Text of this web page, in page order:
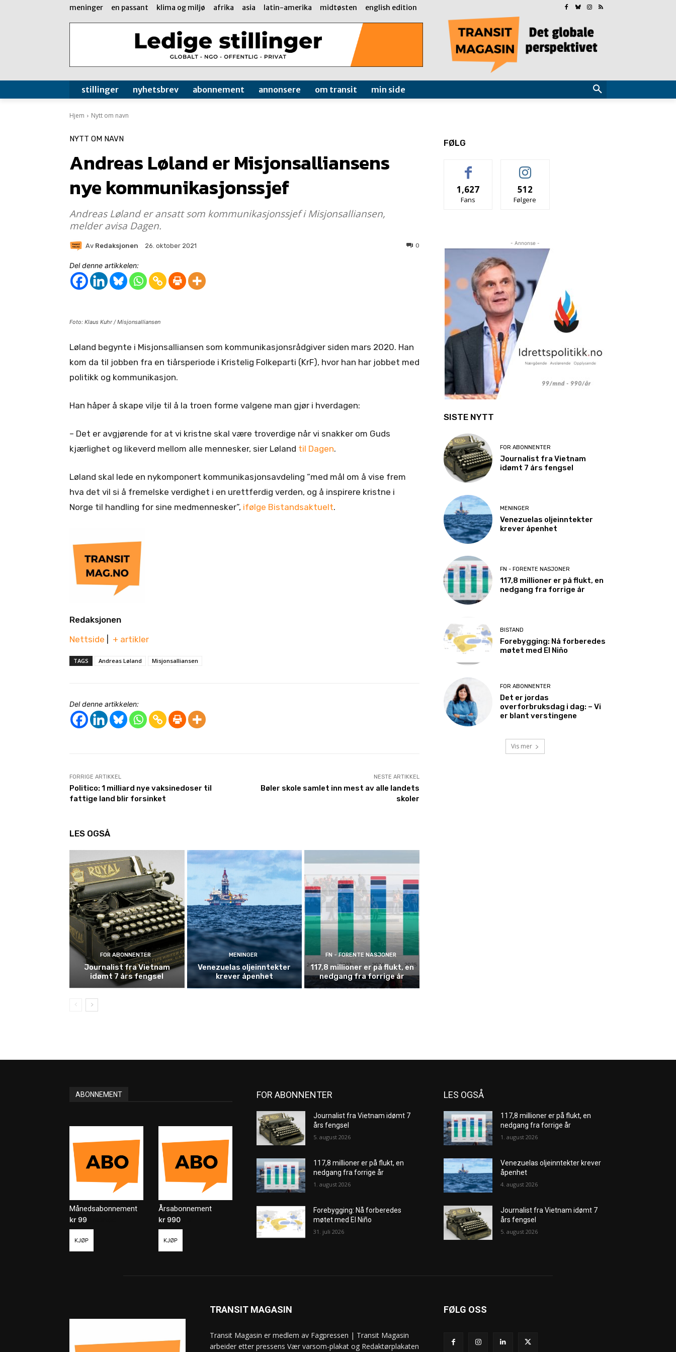
meninger en passant klima og miljø afrika asia latin-amerika midtøsten english edition
stillinger nyhetsbrev abonnement annonsere om transit min side
Hjem Nytt om navn
NYTT OM NAVN
Andreas Løland er Misjonsalliansens
nye kommunikasjonssjef
Andreas Løland er ansatt som kommunikasjonssjef i Misjonsalliansen,
melder avisa Dagen.
Av Redaksjonen 26. oktober 2021 0
Del denne artikkelen:
Foto: Klaus Kuhr / Misjonsalliansen
Løland begynte i Misjonsalliansen som kommunikasjonsrådgiver siden mars 2020. Han
kom da til jobben fra en tiårsperiode i Kristelig Folkeparti (KrF), hvor han har jobbet med
politikk og kommunikasjon.
Han håper å skape vilje til å la troen forme valgene man gjør i hverdagen:
– Det er avgjørende for at vi kristne skal være troverdige når vi snakker om Guds
kjærlighet og likeverd mellom alle mennesker, sier Løland til Dagen.
Løland skal lede en nykomponert kommunikasjonsavdeling “med mål om å vise frem
hva det vil si å fremelske verdighet i en urettferdig verden, og å inspirere kristne i
Norge til handling for sine medmennesker”, ifølge Bistandsaktuelt.
Redaksjonen
Nettside
+ artikler
TAGS Andreas Løland Misjonsalliansen
Del denne artikkelen:
FORRIGE ARTIKKEL
Politico: 1 milliard nye vaksinedoser til
fattige land blir forsinket
NESTE ARTIKKEL
Bøler skole samlet inn mest av alle landets
skoler
LES OGSÅ
FOR ABONNENTER
Journalist fra Vietnam
idømt 7 års fengsel
MENINGER
Venezuelas oljeinntekter
krever åpenhet
FN - FORENTE NASJONER
117,8 millioner er på flukt, en
nedgang fra forrige år
FØLG
1,627
Fans
512
Følgere
- Annonse -
SISTE NYTT
FOR ABONNENTER
Journalist fra Vietnam
idømt 7 års fengsel
MENINGER
Venezuelas oljeinntekter
krever åpenhet
FN - FORENTE NASJONER
117,8 millioner er på flukt, en
nedgang fra forrige år
BISTAND
Forebygging: Nå forberedes
møtet med El Niño
FOR ABONNENTER
Det er jordas
overforbruksdag i dag: – Vi
er blant verstingene
Vis mer
ABONNEMENT
Månedsabonnement
kr99
KJØP
Årsabonnement
kr990
KJØP
FOR ABONNENTER
Journalist fra Vietnam idømt 7
års fengsel
5. august 2026
117,8 millioner er på flukt, en
nedgang fra forrige år
1. august 2026
Forebygging: Nå forberedes
møtet med El Niño
31. juli 2026
LES OGSÅ
117,8 millioner er på flukt, en
nedgang fra forrige år
1. august 2026
Venezuelas oljeinntekter krever
åpenhet
4. august 2026
Journalist fra Vietnam idømt 7
års fengsel
5. august 2026
TRANSIT MAGASIN
Transit Magasin er medlem av Fagpressen | Transit Magasin
arbeider etter pressens Vær varsom-plakat og Redaktørplakaten
FØLG OSS